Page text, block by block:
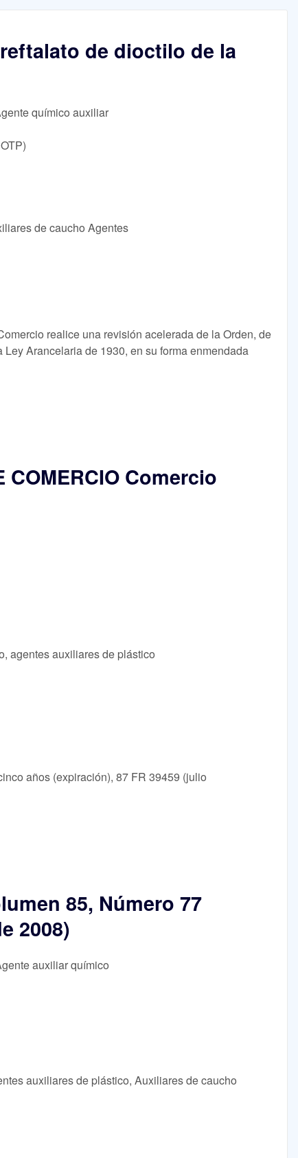
de dioctilo de la
químico auxiliar
de caucho Agentes
realice una revisión acelerada de la Orden, de
Arancelaria de 1930, en su forma enmendada
COMERCIO Comercio
agentes auxiliares de plástico
años (expiración), 87 FR 39459 (julio
85, Número 77
2008)
auxiliar químico
auxiliares de plástico, Auxiliares de caucho